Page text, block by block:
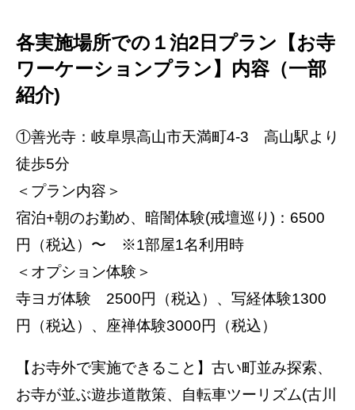
各実施場所での１泊2日プラン【お寺
ワーケーションプラン】内容（一部
紹介)
①善光寺：岐阜県高山市天満町4-3 高山駅より
徒歩5分
＜プラン内容＞
宿泊+朝のお勤め、暗闇体験(戒壇巡り)：6500
円（税込）〜 ※1部屋1名利用時
＜オプション体験＞
寺ヨガ体験 2500円（税込）、写経体験1300
円（税込）、座禅体験3000円（税込）
【お寺外で実施できること】古い町並み探索、
お寺が並ぶ遊歩道散策、自転車ツーリズム(古川